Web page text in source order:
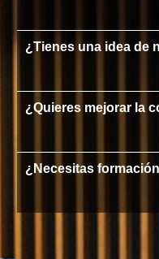
¿Tienes una idea de
¿Quieres mejorar la
¿Necesitas